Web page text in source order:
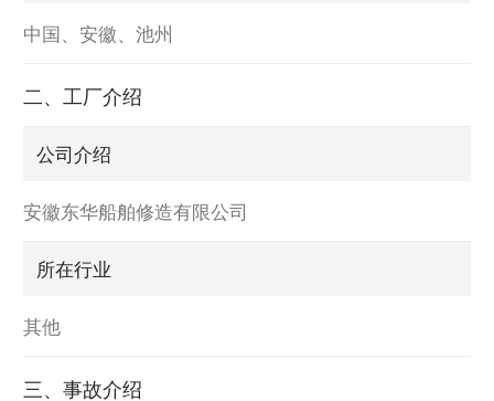
中国、安徽、池州
二、工厂介绍
公司介绍
安徽东华船舶修造有限公司
所在行业
其他
三、事故介绍